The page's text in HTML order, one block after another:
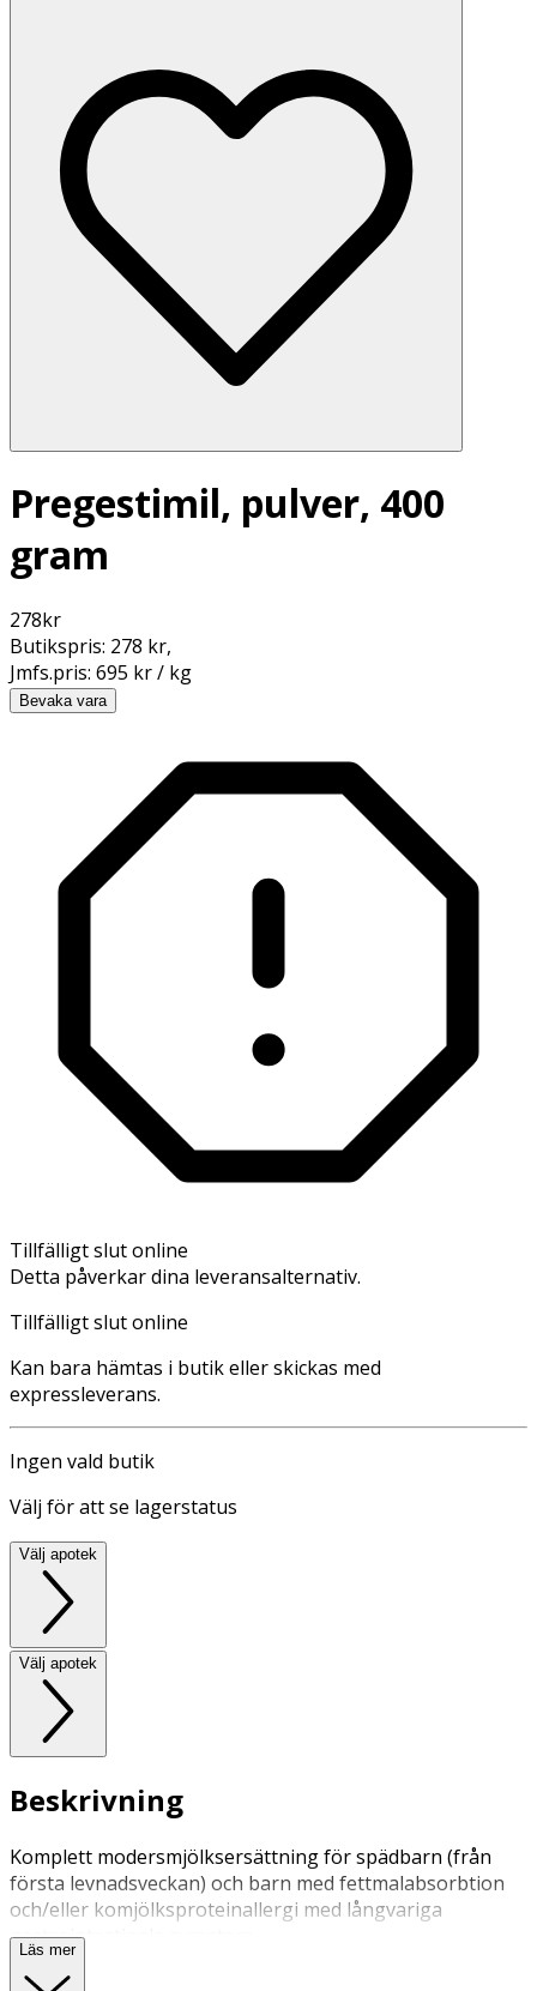
Pregestimil, pulver, 400
gram
278kr
Butikspris: 278 kr,
Jmfs.pris: 695 kr / kg
Bevaka vara
Tillfälligt slut online
Detta påverkar dina leveransalternativ.
Tillfälligt slut online
Kan bara hämtas i butik eller skickas med
expressleverans.
Ingen vald butik
Välj för att se lagerstatus
Välj apotek
Välj apotek
Beskrivning
Komplett modersmjölksersättning för spädbarn (från
första levnadsveckan) och barn med fettmalabsorbtion
och/eller komjölksproteinallergi med långvariga
gastrointestinala symptom.
Läs mer